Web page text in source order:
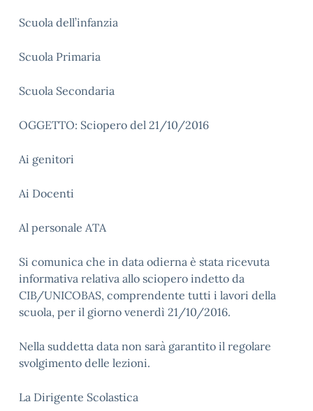
Scuola dell’infanzia
Scuola Primaria
Scuola Secondaria
OGGETTO: Sciopero del 21/10/2016
Ai genitori
Ai Docenti
Al personale ATA
Si comunica che in data odierna è stata ricevuta
informativa relativa allo sciopero indetto da
CIB/UNICOBAS, comprendente tutti i lavori della
scuola, per il giorno venerdì 21/10/2016.
Nella suddetta data non sarà garantito il regolare
svolgimento delle lezioni.
La Dirigente Scolastica